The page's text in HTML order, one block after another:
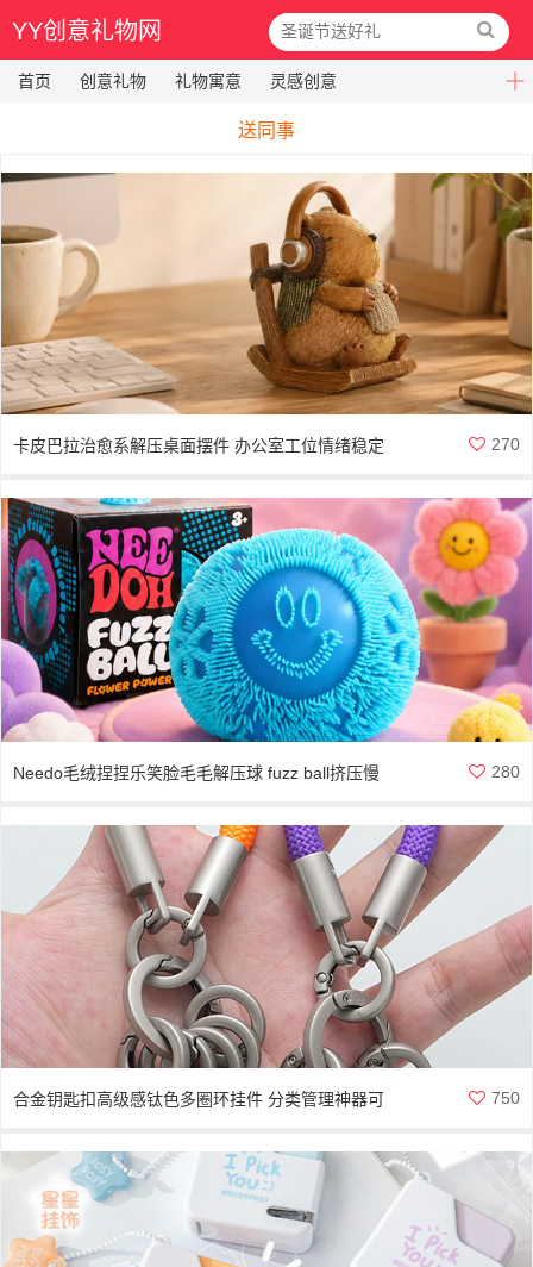
YY创意礼物网
首页 创意礼物 礼物寓意 灵感创意
送同事
卡皮巴拉治愈系解压桌面摆件 办公室工位情绪稳定
神器
270
Needo毛绒捏捏乐笑脸毛毛解压球 fuzz ball挤压慢 280
合金钥匙扣高级感钛色多圈环挂件 分类管理神器可
拆卸串链
750